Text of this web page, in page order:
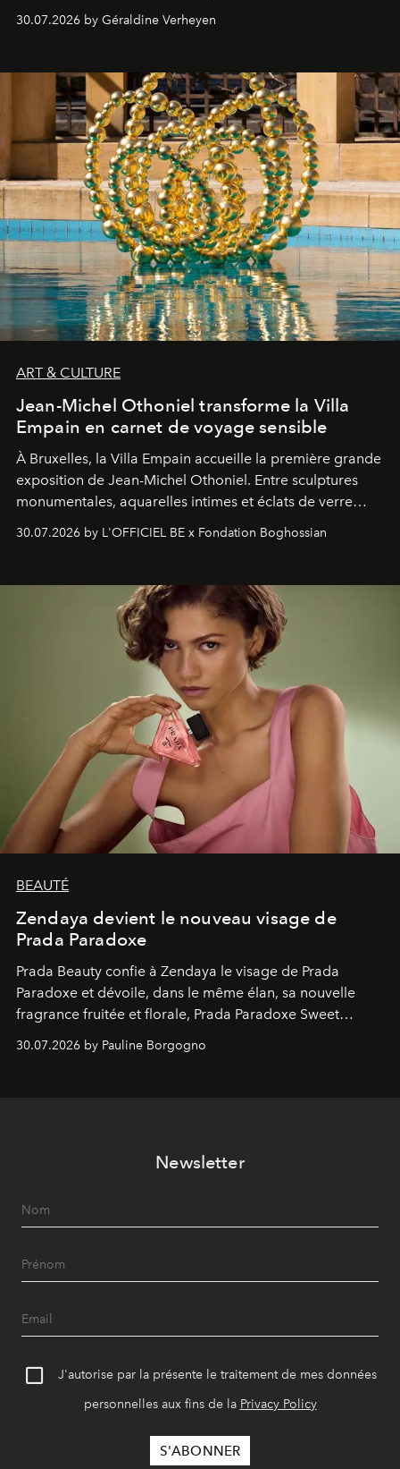
plateformes de streaming en août 2026.
30.07.2026 by Géraldine Verheyen
ART & CULTURE
Jean-Michel Othoniel transforme la Villa
Empain en carnet de voyage sensible
À Bruxelles, la Villa Empain accueille la première grande
exposition de Jean-Michel Othoniel. Entre sculptures
monumentales, aquarelles intimes et éclats de verre
soufflé, l’artiste français compose un itinéraire
émotionnel où chaque œuvre devient le souvenir
émerveillement.
30.07.2026 by L'OFFICIEL BE x Fondation Boghossian
BEAUTÉ
Zendaya devient le nouveau visage de
Prada Paradoxe
Prada Beauty confie à Zendaya le visage de Prada
Paradoxe et dévoile, dans le même élan, sa nouvelle
fragrance fruitée et florale, Prada Paradoxe Sweet
Chemistry Eau de Parfum.
30.07.2026 by Pauline Borgogno
Newsletter
J'autorise par la présente le traitement de mes données
personnelles aux fins de la Privacy Policy